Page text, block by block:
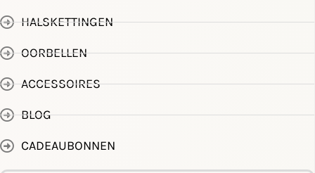
HALSKETTINGEN
OORBELLEN
ACCESSOIRES
BLOG
CADEAUBONNEN